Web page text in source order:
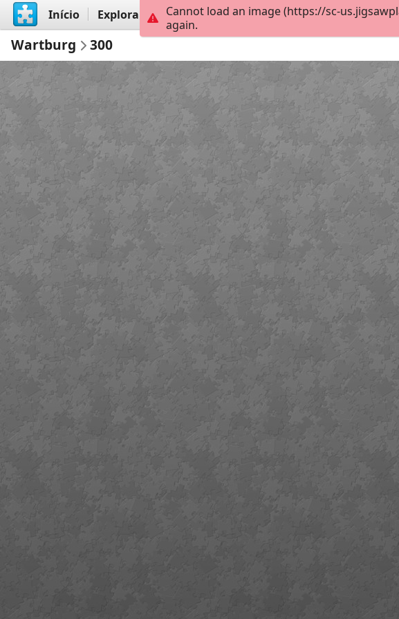
Início Explorar Criar
Wartburg 300
Cannot load an image (https://sc-
again.